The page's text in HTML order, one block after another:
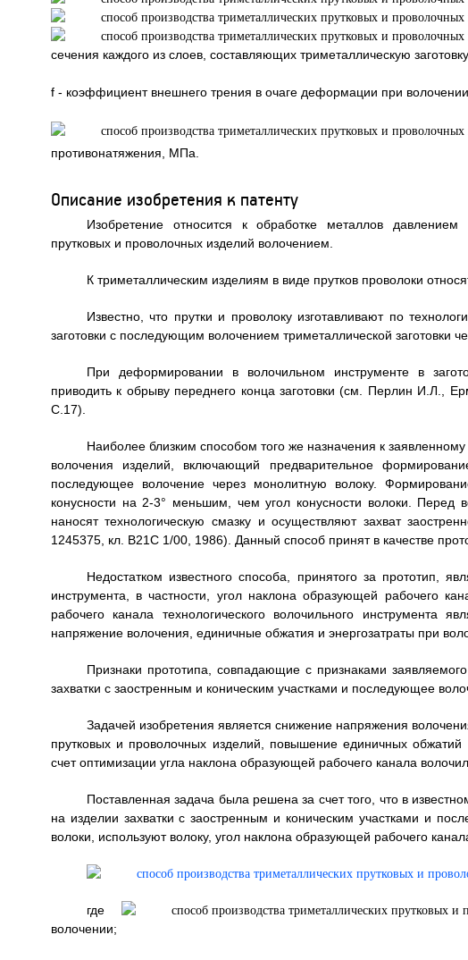
сечения каждого из слоев, составляющих триметаллическую
f - коэффициент внешнего трения в очаге деформации при
противонатяжения, МПа.
Описание изобретения к патенту
Изобретение относится к обработке металлов
прутковых и проволочных изделий волочением.
К триметаллическим изделиям в виде прутков проволоки
Известно, что прутки и проволоку изготавливают по
заготовки с последующим волочением триметаллической заготовки
При деформировании в волочильном инструменте в
приводить к обрыву переднего конца заготовки (см. Перлин И.Л.,
С.17).
Наиболее близким способом того же назначения к
волочения изделий, включающий предварительное
последующее волочение через монолитную волоку.
конусности на 2-3° меньшим, чем угол конусности волоки. Перед
наносят технологическую смазку и осуществляют захват
1245375, кл. В21С 1/00, 1986). Данный способ принят в качестве
Недостатком известного способа, принятого за прототип,
инструмента, в частности, угол наклона образующей рабочего
рабочего канала технологического волочильного инструмента
напряжение волочения, единичные обжатия и энергозатраты при
Признаки прототипа, совпадающие с признаками
захватки с заостренным и коническим участками и последующее
Задачей изобретения является снижение напряжения
прутковых и проволочных изделий, повышение единичных обжатий
счет оптимизации угла наклона образующей рабочего канала
Поставленная задача была решена за счет того, что в
на изделии захватки с заостренным и коническим участками и
волоки, используют волоку, угол наклона образующей рабочего
где
волочении;